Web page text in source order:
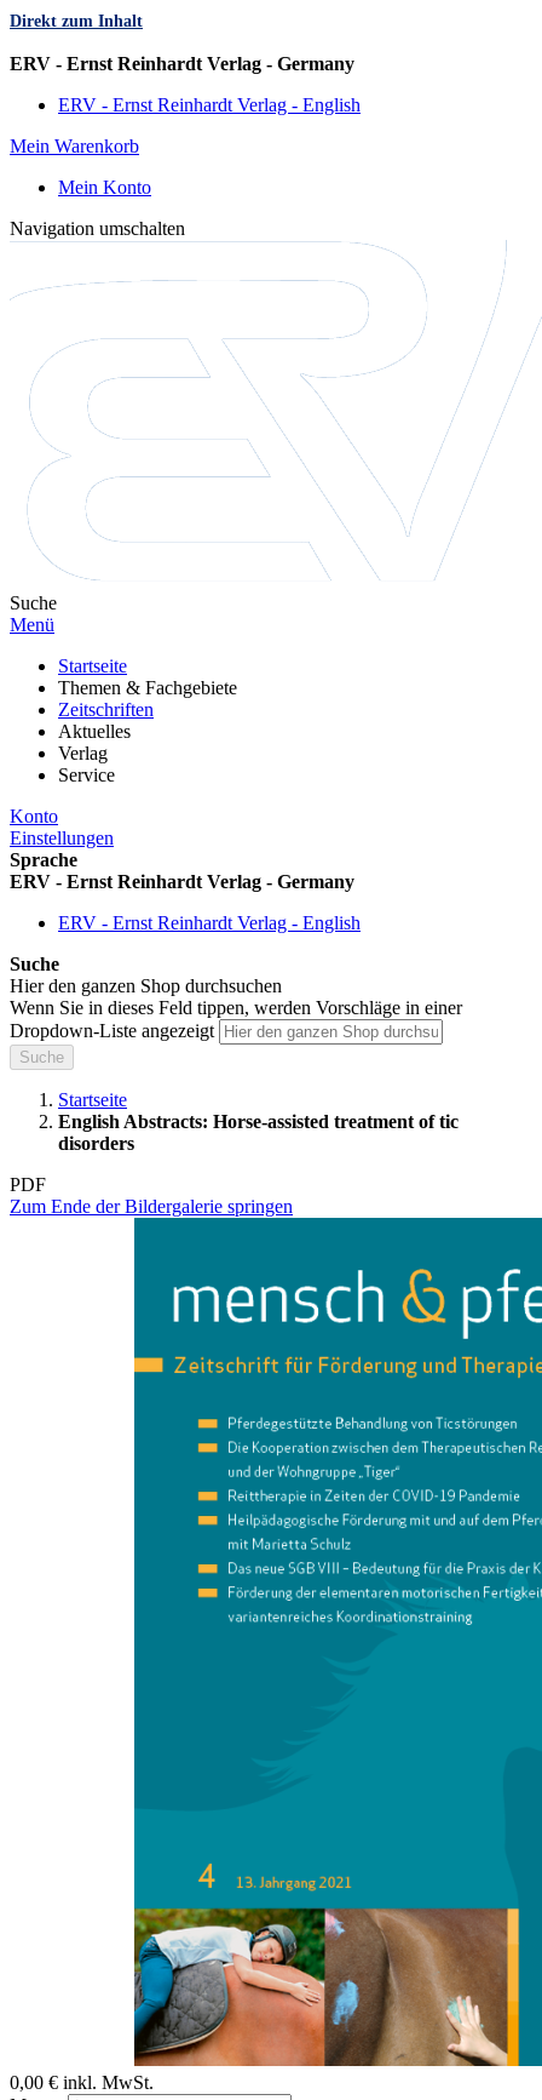
Direkt zum Inhalt
ERV - Ernst Reinhardt Verlag - Germany
ERV - Ernst Reinhardt Verlag - English
Mein Warenkorb
Mein Konto
Navigation umschalten
Suche
Menü
Startseite
Themen & Fachgebiete
Zeitschriften
Aktuelles
Verlag
Service
Konto
Einstellungen
Sprache
ERV - Ernst Reinhardt Verlag - Germany
ERV - Ernst Reinhardt Verlag - English
Suche
Hier den ganzen Shop durchsuchen
Wenn Sie in dieses Feld tippen, werden Vorschläge in einer
Dropdown-Liste angezeigt
Suche
Startseite
English Abstracts: Horse-assisted treatment of tic
disorders
PDF
Zum Ende der Bildergalerie springen
assisted treatment of tic
disorders
Digitale Ausgabe
0,00 € inkl. MwSt.